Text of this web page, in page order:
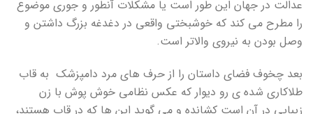
عدالت در جهان این طور است یا مشکلات آنطور و جوری موضوع
را مطرح می کند که خوشبختی واقعی در دغدغه بزرگ داشتن و
وصل بودن به نیروی والاتر است.
بعد چخوف فضای داستان را از حرف های مرد دامپزشک به قاب
طلاکاری شده ی رو دیوار که عکس نظامی خوش پوش با زن
زیبایی در آن است کشانده و می گوید این ها که در قاب هستند،